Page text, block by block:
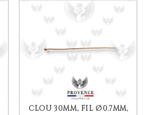
CLOU 30MM, FIL Ø0.7MM,